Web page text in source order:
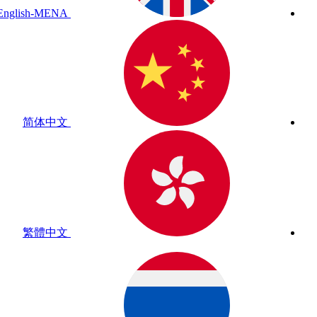
MENA
简体中文
繁體中文